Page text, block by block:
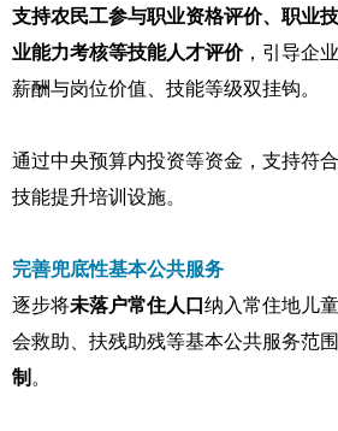
支持农民工参与职业资格评价、职业
业能力考核等技能人才评价，引导企
薪酬与岗位价值、技能等级双挂钩。
通过中央预算内投资等资金，支持符
技能提升培训设施。
完善兜底性基本公共服务
逐步将未落户常住人口 纳入常住地儿
会救助、扶残助残等基本公共服务范围
制 。